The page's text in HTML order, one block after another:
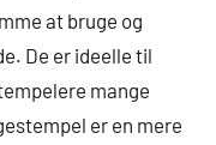
at bruge og
De er ideelle til
mange
er en mere